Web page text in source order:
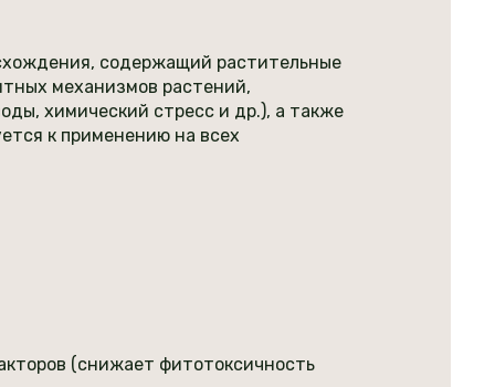
содержащий растительные
механизмов растений,
химический стресс и др.), а также
к применению на всех
(снижает фитотоксичность